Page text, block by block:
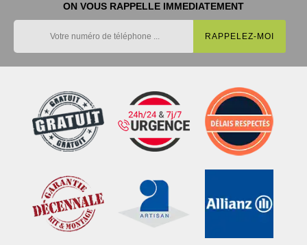
ON VOUS RAPPELLE IMMEDIATEMENT